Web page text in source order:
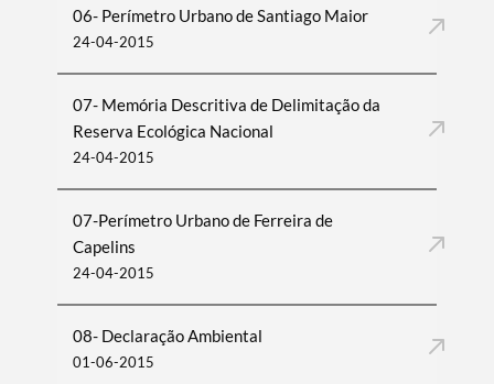
06- Perímetro Urbano de Santiago Maior
24-04-2015
07- Memória Descritiva de Delimitação da
Reserva Ecológica Nacional
24-04-2015
07-Perímetro Urbano de Ferreira de
Capelins
24-04-2015
08- Declaração Ambiental
01-06-2015